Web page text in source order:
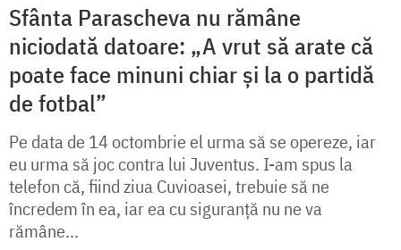
Sfânta Parascheva nu rămâne
niciodată datoare: „A vrut să arate că
poate face minuni chiar și la o partidă
de fotbal”
Pe data de 14 octombrie el urma să se opereze, iar
eu urma să joc contra lui Juventus. I-am spus la
telefon că, fiind ziua Cuvioasei, trebuie să ne
încredem în ea, iar ea cu siguranță nu ne va
rămâne...